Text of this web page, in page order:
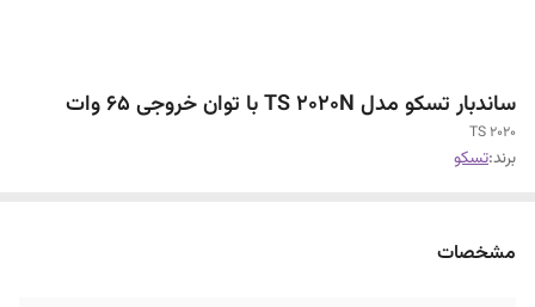
ساندبار تسکو مدل TS 2020N با توان خروجی 65 وات
TS 2020
برند:تسکو
مشخصات